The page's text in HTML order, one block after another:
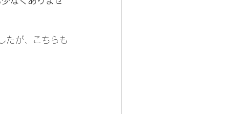
たが、こちらも